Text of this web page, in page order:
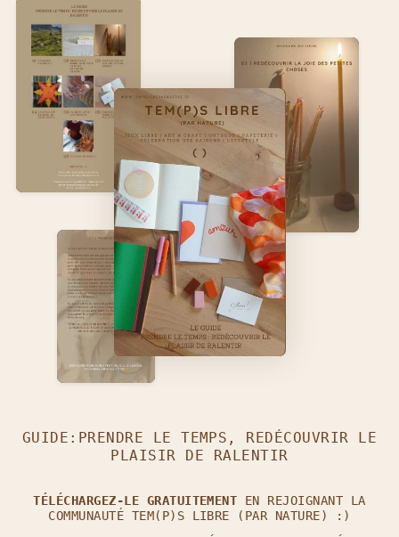
GUIDE:PRENDRE LE TEMPS, REDÉCOUVRIR LE
PLAISIR DE RALENTIR
TÉLÉCHARGEZ-LE GRATUITEMENT EN REJOIGNANT LA
COMMUNAUTÉ TEM(P)S LIBRE (PAR NATURE) :)